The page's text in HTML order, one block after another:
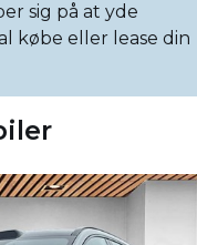
sig på at yde
købe eller lease din